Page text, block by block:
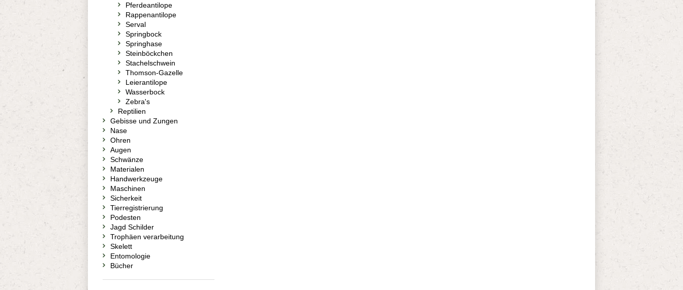
Pferdeantilope
Rappenantilope
Serval
Springbock
Springhase
Steinböckchen
Stachelschwein
Thomson-Gazelle
Leierantilope
Wasserbock
Zebra's
Reptilien
Gebisse und Zungen
Nase
Ohren
Augen
Schwänze
Materialen
Handwerkzeuge
Maschinen
Sicherkeit
Tierregistrierung
Podesten
Jagd Schilder
Trophäen verarbeitung
Skelett
Entomologie
Bücher